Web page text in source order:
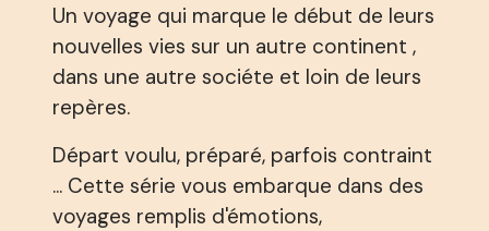
Un voyage qui marque le début de leurs
nouvelles vies sur un autre continent ,
dans une autre sociéte et loin de leurs
repères.
Départ voulu, préparé, parfois contraint
... Cette série vous embarque dans des
voyages remplis d'émotions,